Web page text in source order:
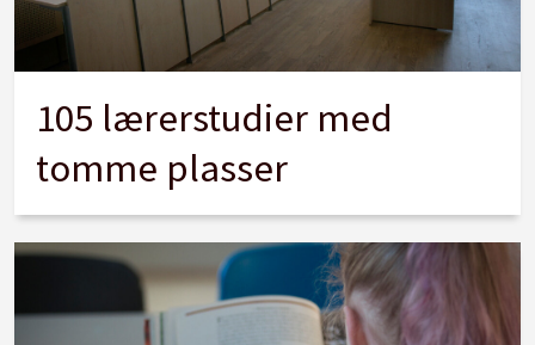
105 lærerstudier med
tomme plasser